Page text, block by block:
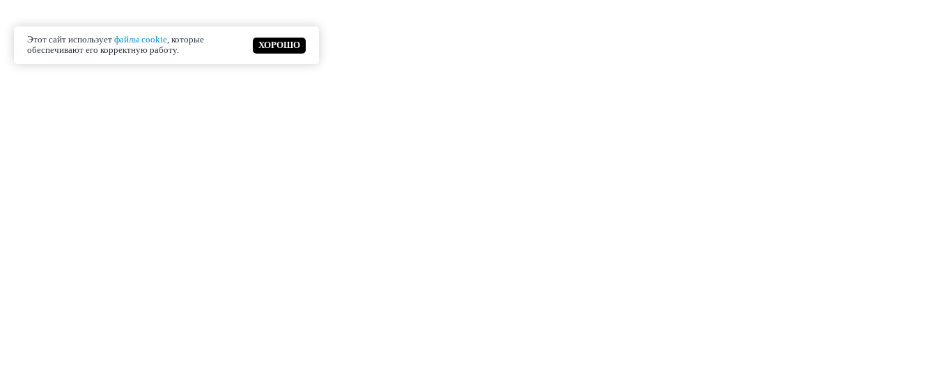
Этот сайт использует файлы cookie, которые
обеспечивают его корректную работу.
ХОРОШО